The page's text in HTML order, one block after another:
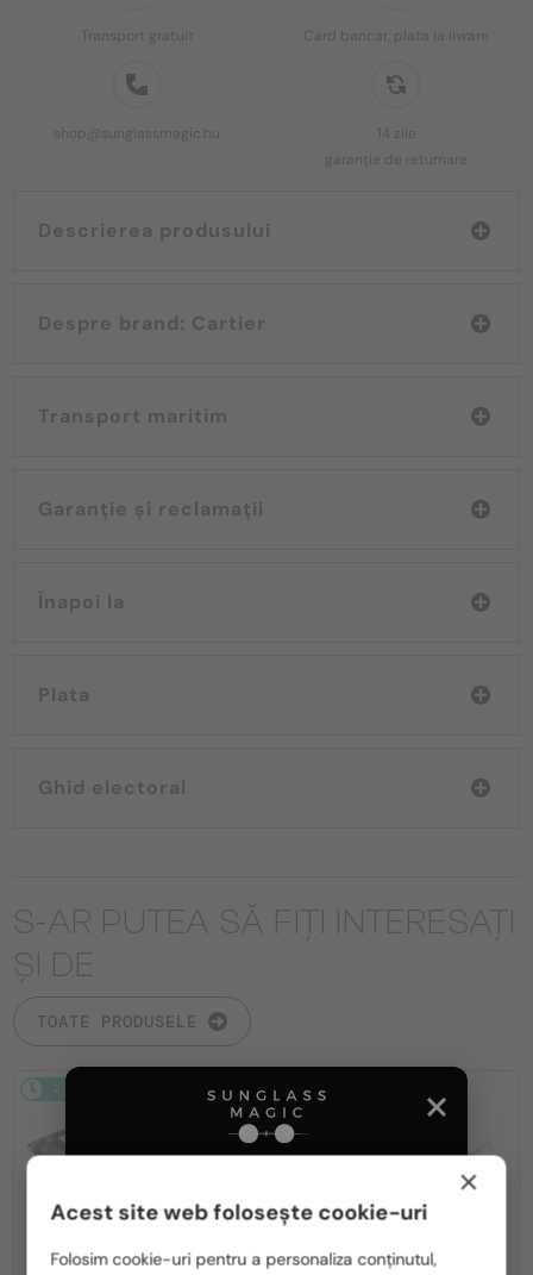
Transport gratuit Card bancar, plata la livrare
shop@sunglassmagic.hu
14 zile
garanție de returnare
Descrierea produsului
Despre brand: Cartier
Transport maritim
Garanție și reclamații
Înapoi la
Plata
Ghid electoral
S-AR PUTEA SĂ FIȚI INTERESAȚI
ȘI DE
TOATE PRODUSELE
2-4 ZILE
Cartier—Ochelari de soare
2-4 ZILE
Cartier— Ochelari de soare
×
Acest site web folosește cookie-uri
Folosim cookie-uri pentru a personaliza conținutul,